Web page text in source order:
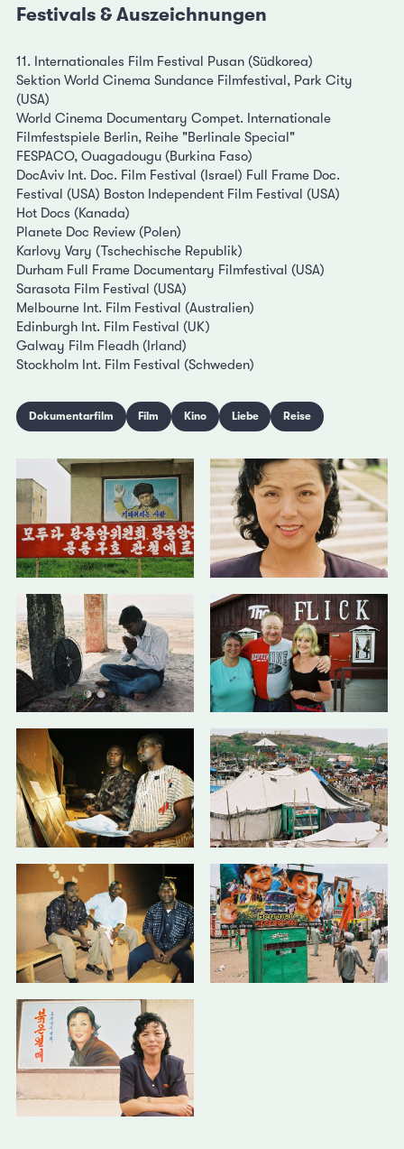
Festivals & Auszeichnungen
11. Internationales Film Festival Pusan (Südkorea)
Sektion World Cinema Sundance Filmfestival, Park City
(USA)
World Cinema Documentary Compet. Internationale
Filmfestspiele Berlin, Reihe "Berlinale Special"
FESPACO, Ouagadougu (Burkina Faso)
DocAviv Int. Doc. Film Festival (Israel) Full Frame Doc.
Festival (USA) Boston Independent Film Festival (USA)
Hot Docs (Kanada)
Planete Doc Review (Polen)
Karlovy Vary (Tschechische Republik)
Durham Full Frame Documentary Filmfestival (USA)
Sarasota Film Festival (USA)
Melbourne Int. Film Festival (Australien)
Edinburgh Int. Film Festival (UK)
Galway Film Fleadh (Irland)
Stockholm Int. Film Festival (Schweden)
Dokumentarfilm Film Kino Liebe Reise